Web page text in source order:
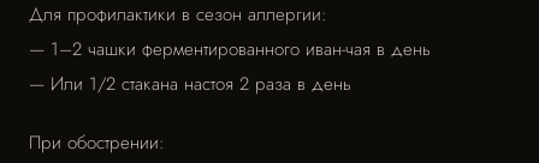
Для профилактики в сезон аллергии:
— 1–2 чашки ферментированного иван-чая в день
— Или 1/2 стакана настоя 2 раза в день
При обострении: